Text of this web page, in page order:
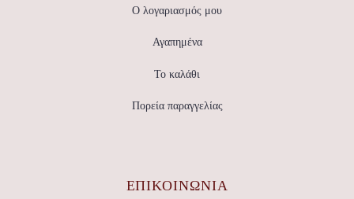
Ο λογαριασμός μου
Αγαπημένα
Το καλάθι
Πορεία παραγγελίας
ΕΠΙΚΟΙΝΩΝΊΑ